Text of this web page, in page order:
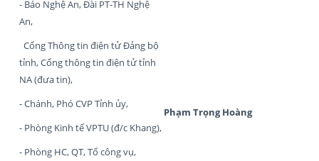
- Báo Nghệ An, Đài PT-TH Nghệ
An,
Cổng Thông tin điện tử Đảng bộ
tỉnh, Cổng thông tin điện tử tỉnh
NA (đưa tin),
- Chánh, Phó CVP Tỉnh ủy,
- Phòng Kinh tế VPTU (đ/c Khang),
- Phòng HC, QT, Tổ công vụ,
Phạm Trọng Hoàng